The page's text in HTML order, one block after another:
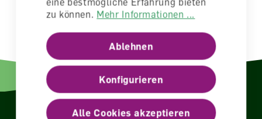
zu können. Mehr Informationen ...
Ablehnen
Konfigurieren
Alle Cookies akzeptieren